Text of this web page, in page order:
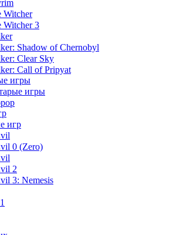
3
Shadow of Chernobyl
Clear Sky
Call of Pripyat
игры
игры
игр
0 (Zero)
2
3: Nemesis